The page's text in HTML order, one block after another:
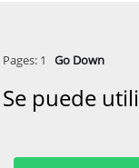
Pages: 1 Go Down
Se puede